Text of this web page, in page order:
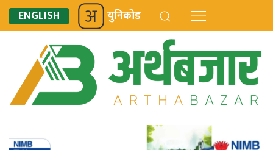
ENGLISH युनिकोड